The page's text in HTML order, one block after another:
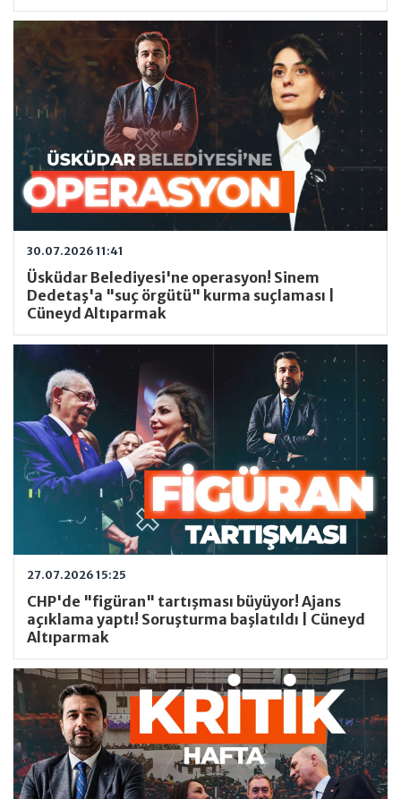
30.07.2026 11:41
Üsküdar Belediyesi'ne operasyon! Sinem
Dedetaş'a "suç örgütü" kurma suçlaması |
Cüneyd Altıparmak
27.07.2026 15:25
CHP'de "figüran" tartışması büyüyor! Ajans
açıklama yaptı! Soruşturma başlatıldı | Cüneyd
Altıparmak